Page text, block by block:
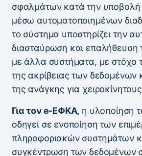
σφαλμάτων κατά την υποβολή
μέσω αυτοματοποιημένων
το σύστημα υποστηρίζει την
διασταύρωση και επαλήθευση
με άλλα συστήματα, με στόχο
της ακρίβειας των δεδομένων
της ανάγκης για
Για τον e-ΕΦΚΑ, η υλοποίηση
οδηγεί σε ενοποίηση των
πληροφοριακών συστημάτων
συγκέντρωση των δεδομένων